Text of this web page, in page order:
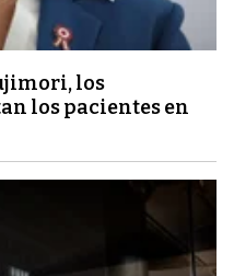
los
los pacientes en